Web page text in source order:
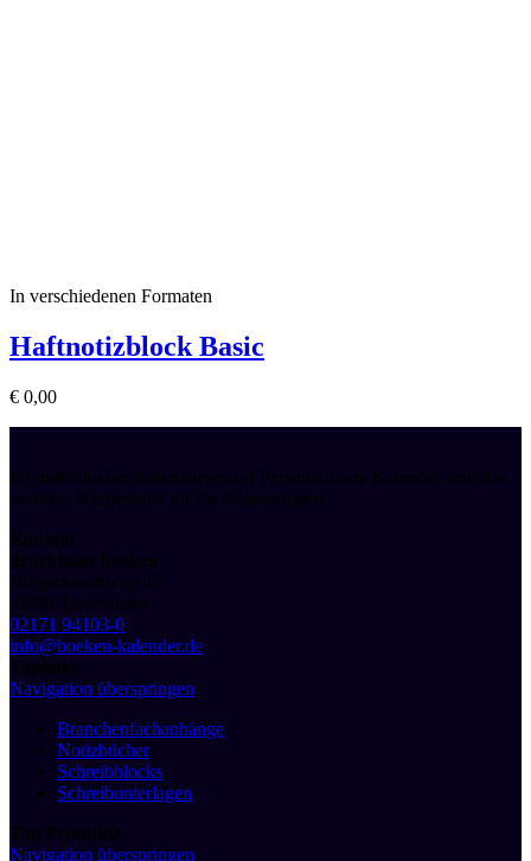
In verschiedenen Formaten
Haftnotizblock Basic
€ 0,00
Ihr individueller Kalenderverlag! Personalisierte Kalender sind das
perfekte Werbemittel für Ihr Unternehmen.
Kontakt
druckhaus boeken
Bürgerbuschweg 48
51381 Leverkusen
02171 94103-0
info@boeken-kalender.de
Toplinks
Navigation überspringen
Branchenfachanhänge
Notizbücher
Schreibblocks
Schreibunterlagen
Top Produkte
Navigation überspringen